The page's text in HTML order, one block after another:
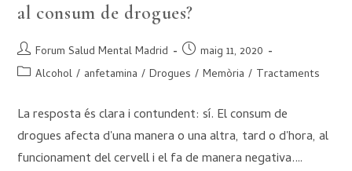
al consum de drogues?
Forum Salud Mental Madrid
maig 11, 2020
Alcohol / anfetamina / Drogues / Memòria / Tractaments
La resposta és clara i contundent: sí. El consum de
drogues afecta d'una manera o una altra, tard o d'hora, al
funcionament del cervell i el fa de manera negativa.…